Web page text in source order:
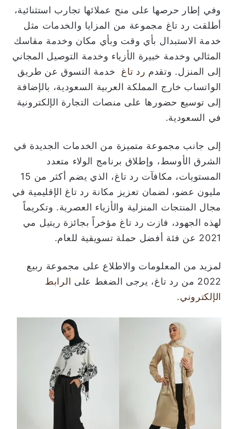
وفي إطار حرصها على منح عملائها تجارب استثنائية،
أطلقت رد تاغ مجموعة من المزايا والخدمات مثل
خدمة الاستبدال بأي وقت وبأي مكان وخدمة مقاسك
المثالي وخدمة خبيرة الأزياء وخدمة التوصيل المجاني
إلى المنزل. وتقدم رد تاغ
خدمة التسوق عن طريق
الواتساب خارج المملكة العربية السعودية، بالإضافة
إلى توسيع حضورها على منصات التجارة الإلكترونية
في السعودية.
إلى جانب مجموعة متميزة من الخدمات الجديدة في
الشرق الأوسط، وإطلاق برنامج الولاء متعدد
المستويات، مكافآت رد تاغ، الذي يضم أكثر من 15
مليون عضو، لضمان تعزيز مكانة رد تاغ الإقليمية في
مجال المنتجات المنزلية والأزياء العصرية. وتكريماً
لهذه الجهود، فازت رد تاغ مؤخراً بجائزة ريتيل مي
2021 عن فئة أفضل حملة تسويقية للعام.
لمزيد من المعلومات والاطلاع على مجموعة ربيع
2022 من رد تاغ، يرجى الضغط على
الرابط
الإلكتروني.